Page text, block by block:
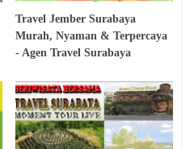
Travel Jember Surabaya
Murah, Nyaman & Terpercaya
- Agen Travel Surabaya